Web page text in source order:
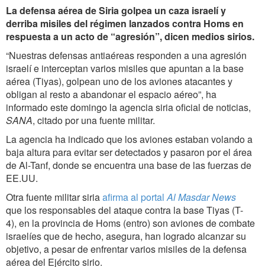
La defensa aérea de Siria golpea un caza israelí y
derriba misiles del régimen lanzados contra Homs en
respuesta a un acto de “agresión”, dicen medios sirios.
“Nuestras defensas antiaéreas responden a una agresión
israelí e interceptan varios misiles que apuntan a la base
aérea (Tiyas), golpean uno de los aviones atacantes y
obligan al resto a abandonar el espacio aéreo”, ha
informado este domingo la agencia siria oficial de noticias,
SANA, citado por una fuente militar.
La agencia ha indicado que los aviones estaban volando a
baja altura para evitar ser detectados y pasaron por el área
de Al-Tanf, donde se encuentra una base de las fuerzas de
EE.UU.
Otra fuente militar siriaafirma al portalAl Masdar News
que los responsables del ataque contra la base Tiyas (T-
4), en la provincia de Homs (entro) son aviones de combate
israelíes que de hecho, asegura, han logrado alcanzar su
objetivo, a pesar de enfrentar varios misiles de la defensa
aérea del Ejército sirio.